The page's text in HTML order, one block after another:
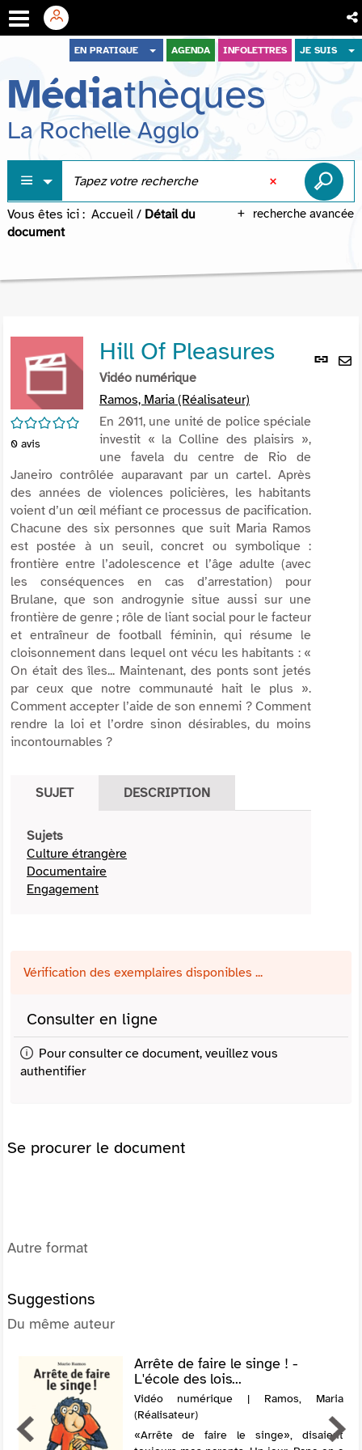
menu
contenu
recherche
EN PRATIQUE AGENDA INFOLETTRES JE SUIS
Médiathèques
La Rochelle Agglo
recherche avancée
Vous êtes ici : Accueil / Détail du
document
Lien
/5
0 avis
Hill Of Pleasures
Vidéo numérique
Ramos, Maria (Réalisateur)
En 2011, une unité de police spéciale
investit « la Colline des plaisirs »,
une favela du centre de Rio de
Janeiro contrôlée auparavant par un cartel. Après
des années de violences policières, les habitants
voient d’un œil méfiant ce processus de pacification.
Chacune des six personnes que suit Maria Ramos
est postée à un seuil, concret ou symbolique :
frontière entre l’adolescence et l’âge adulte (avec
les conséquences en cas d’arrestation) pour
Brulane, que son androgynie situe aussi sur une
frontière de genre ; rôle de liant social pour le facteur
et entraîneur de football féminin, qui résume le
cloisonnement dans lequel ont vécu les habitants : «
On était des îles... Maintenant, des ponts sont jetés
par ceux que notre communauté hait le plus ».
Comment accepter l’aide de son ennemi ? Comment
rendre la loi et l’ordre sinon désirables, du moins
incontournables ?
SUJET DESCRIPTION
Sujets
Culture étrangère
Documentaire
Engagement
Vérification des exemplaires disponibles ...
Consulter en ligne
Pour consulter ce document, veuillez vous
authentifier
Se procurer le document
Autre format
Suggestions
Du même auteur
Arrête de faire le singe ! -
L'école des lois...
Vidéo numérique | Ramos, Maria
(Réalisateur)
«Arrête de faire le singe», disaient